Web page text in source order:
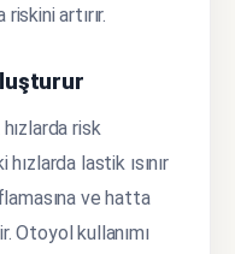
artırır.
risk
lastik ısınır
ve hatta
Otoyol kullanımı